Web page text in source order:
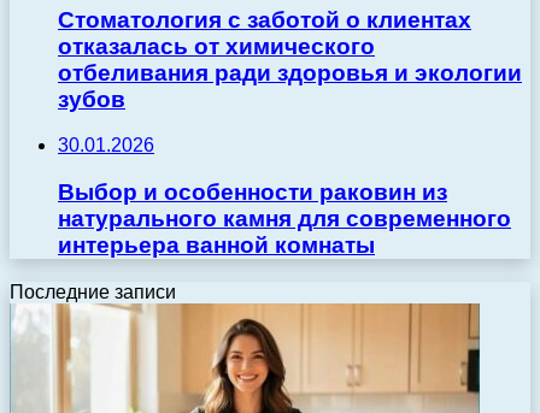
Стоматология с заботой о клиентах
отказалась от химического
отбеливания ради здоровья и экологии
зубов
30.01.2026
Выбор и особенности раковин из
натурального камня для современного
интерьера ванной комнаты
Последние записи